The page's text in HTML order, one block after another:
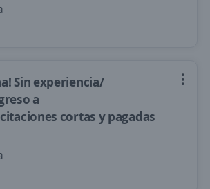
Sin experiencia/
a
cortas y pagadas